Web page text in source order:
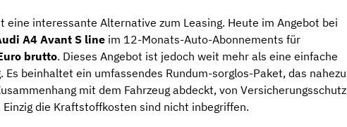
eine interessante Alternative zum Leasing. Heute im Angebot bei
A4 Avant S line im 12-Monats-Auto-Abonnements für
brutto. Dieses Angebot ist jedoch weit mehr als eine einfache
Es beinhaltet ein umfassendes Rundum-sorglos-Paket, das nahezu
mit dem Fahrzeug abdeckt, von Versicherungsschutz
Einzig die Kraftstoffkosten sind nicht inbegriffen.